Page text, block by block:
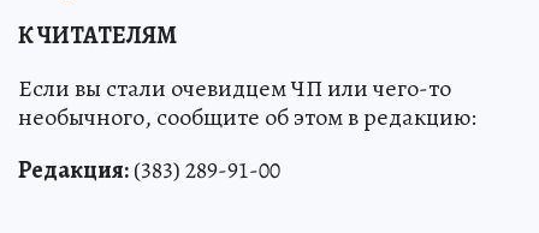
К ЧИТАТЕЛЯМ
Если вы стали очевидцем ЧП или чего-то
необычного, сообщите об этом в редакцию:
Редакция:(383) 289-91-00